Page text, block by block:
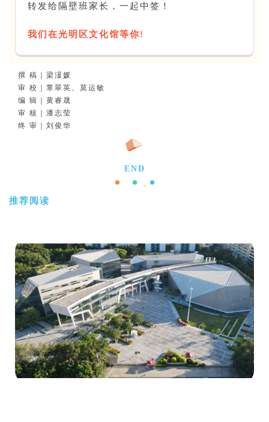
转发给隔壁班家长，一起中签！
我们在光明区文化馆等你!
撰 稿｜梁湲媛
审 校｜覃翠英、莫运敏
编 辑｜黄睿晟
审 核｜潘志莹
终 审｜刘俊华
END
推荐阅读